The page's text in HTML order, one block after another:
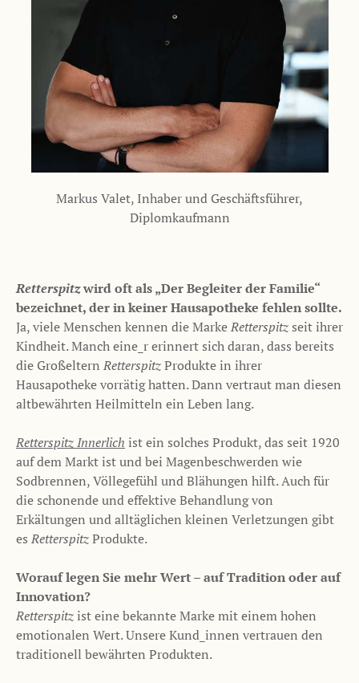
Markus Valet, Inhaber und Geschäftsführer,
Diplomkaufmann
Retterspitzwird oft als „Der Begleiter der Familie“
bezeichnet, der in keiner Hausapotheke fehlen sollte.
Ja, viele Menschen kennen die MarkeRetterspitz seit ihrer
Kindheit. Manch eine_r erinnert sich daran, dass bereits
die Großeltern RetterspitzProdukte in ihrer
Hausapotheke vorrätig hatten. Dann vertraut man diesen
altbewährten Heilmitteln ein Leben lang.
Retterspitz Innerlich ist ein solches Produkt, das seit 1920
auf dem Markt ist und bei Magenbeschwerden wie
Sodbrennen, Völlegefühl und Blähungen hilft. Auch für
die schonende und effektive Behandlung von
Erkältungen und alltäglichen kleinen Verletzungen gibt
es RetterspitzProdukte.
Worauf legen Sie mehr Wert – auf Tradition oder auf
Innovation?
Retterspitzist eine bekannte Marke mit einem hohen
emotionalen Wert. Unsere Kund_innen vertrauen den
traditionell bewährten Produkten.